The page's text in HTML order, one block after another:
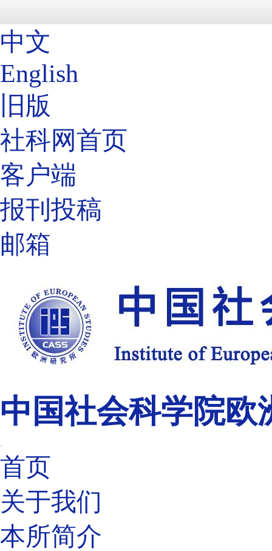
中文
English
旧版
社科网首页
客户端
报刊投稿
邮箱
中国社会科学院欧
首页
关于我们
本所简介